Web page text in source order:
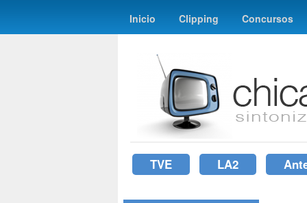
Inicio Clipping Concursos
TVE LA2